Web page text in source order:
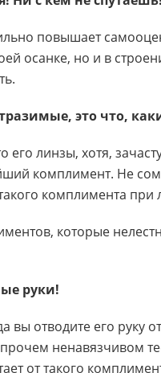
повышает
осанке, но и в
это что,
его линзы, хотя,
комплимент. Не
комплимента
которые
руки!
вы отводите его руку
ненавязчивом
от такого